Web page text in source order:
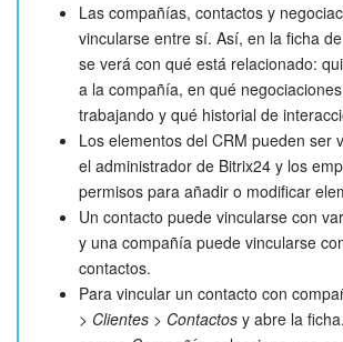
Las compañías, contactos y
vincularse entre sí. Así, en la ficha
se verá con qué está relacionado:
a la compañía, en qué
trabajando y qué historial de
Los elementos del CRM pueden ser
el administrador de Bitrix24 y los
permisos para añadir o modificar
Un contacto puede vincularse con
y una compañía puede vincularse
contactos.
Para vincular un contacto con
> Clientes > Contactos y abre la